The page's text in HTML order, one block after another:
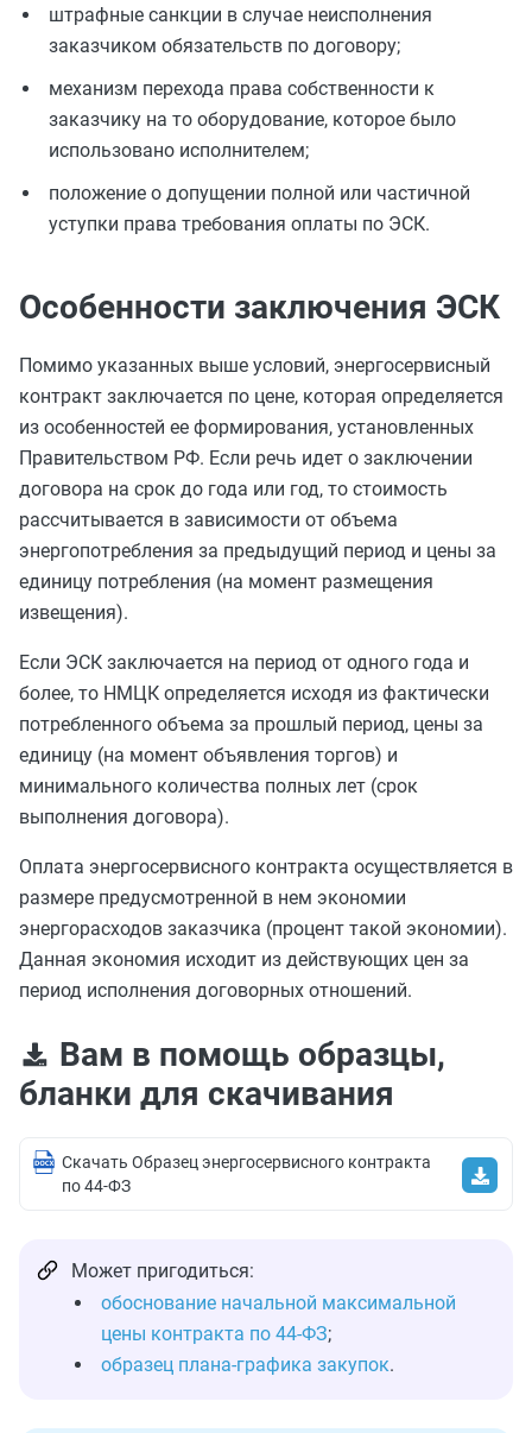
штрафные санкции в случае неисполнения
заказчиком обязательств по договору;
механизм перехода права собственности к
заказчику на то оборудование, которое было
использовано исполнителем;
положение о допущении полной или частичной
уступки права требования оплаты по ЭСК.
Особенности заключения ЭСК
Помимо указанных выше условий, энергосервисный
контракт заключается по цене, которая определяется
из особенностей ее формирования, установленных
Правительством РФ. Если речь идет о заключении
договора на срок до года или год, то стоимость
рассчитывается в зависимости от объема
энергопотребления за предыдущий период и цены за
единицу потребления (на момент размещения
извещения).
Если ЭСК заключается на период от одного года и
более, то НМЦК определяется исходя из фактически
потребленного объема за прошлый период, цены за
единицу (на момент объявления торгов) и
минимального количества полных лет (срок
выполнения договора).
Оплата энергосервисного контракта осуществляется в
размере предусмотренной в нем экономии
энергорасходов заказчика (процент такой экономии).
Данная экономия исходит из действующих цен за
период исполнения договорных отношений.
Вам в помощь образцы,
бланки для скачивания
Скачать Образец энергосервисного контракта
по 44-ФЗ
Может пригодиться:
обоснование начальной максимальной
цены контракта по 44-ФЗ;
образец плана-графика закупок.